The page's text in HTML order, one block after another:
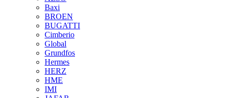
Baxi
BROEN
BUGATTI
Cimberio
Global
Grundfos
Hermes
HERZ
HME
IMI